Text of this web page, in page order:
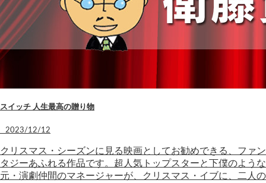
スイッチ 人生最高の贈り物
2023/12/12
クリスマス・シーズンに見る映画としてお勧めできる、ファン
タジーあふれる作品です。超人気トップスターと下僕のような
元・演劇仲間のマネージャーが、クリスマス・イブに、二人の